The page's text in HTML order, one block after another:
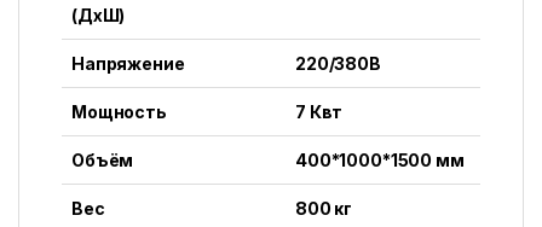
(ДхШ)
Напряжение 220/380В
Мощность 7 Квт
Объём 400*1000*1500 мм
Вес 800 кг